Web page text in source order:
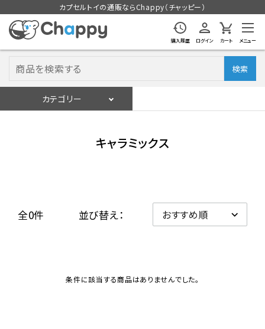
カプセルトイの通販ならChappy（チャッピー）
購入履歴 ログイン カート メニュー
検索
カテゴリー
キャラミックス
全0件 並び替え：
条件に該当する商品はありませんでした。